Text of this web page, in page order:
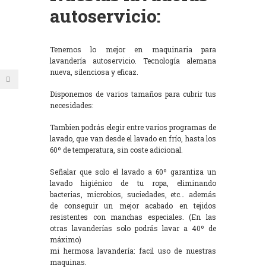
autoservicio:
Tenemos lo mejor en maquinaria para
lavandería autoservicio. Tecnología alemana
nueva, silenciosa y eficaz.
Disponemos de varios tamaños para cubrir tus
necesidades:
Tambien podrás elegir entre varios programas de
lavado, que van desde el lavado en frío, hasta los
60º de temperatura, sin coste adicional.
Señalar que solo el lavado a 60º garantiza un
lavado higiénico de tu ropa, eliminando
bacterias, microbios, suciedades, etc… además
de conseguir un mejor acabado en tejidos
resistentes con manchas especiales. (En las
otras lavanderías solo podrás lavar a 40º de
máximo)
mi hermosa lavandería: facil uso de nuestras
maquinas.